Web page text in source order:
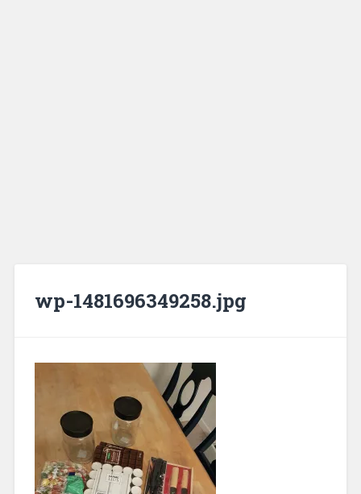
wp-1481696349258.jpg